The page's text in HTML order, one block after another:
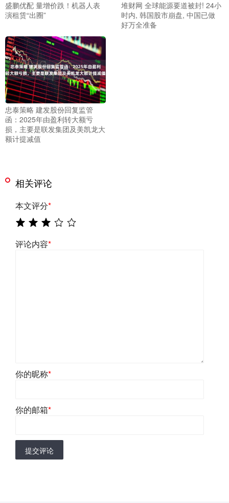
盛鹏优配 量增价跌！机器人表
演租赁“出圈”
堆财网 全球能源要道被封! 24小
时内, 韩国股市崩盘, 中国已做
好万全准备
忠泰策略 建发股份回复监管
函：2025年由盈利转大额亏
损，主要是联发集团及美凯龙大
额计提减值
相关评论
本文评分*
评论内容*
你的昵称*
你的邮箱*
提交评论